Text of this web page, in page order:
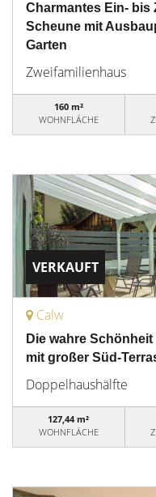
Charmantes Ein- bis
Scheune mit
Garten
Zweifamilienhaus
160 m²
WOHNFLÄCHE
VERKAUFT
Calw
Die wahre
mit großer Süd-
Doppelhaushälfte
127,44 m²
WOHNFLÄCHE